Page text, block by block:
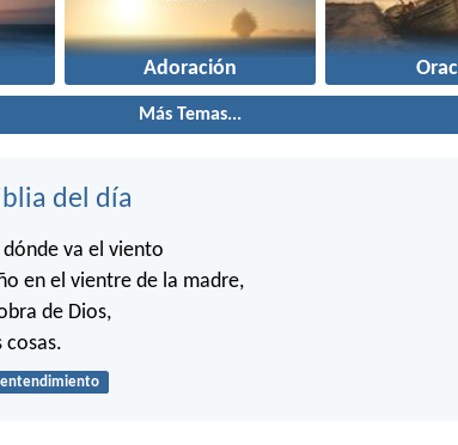
Adoración
Más Temas...
del día
va el viento
en el vientre de la madre,
de Dios,
cosas.
entendimiento